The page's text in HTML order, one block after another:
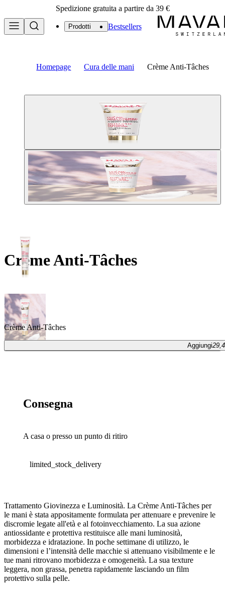
Spedizione gratuita a partire da 39 €
Prodotti Bestsellers
Homepage Cura delle mani Crème Anti-Tâches
Crème Anti-Tâches
30ml
Crème Anti-Tâches
Aggiungi
Consegna
A casa o presso un punto di ritiro
limited_stock_delivery
Trattamento Giovinezza e Luminosità. La Crème Anti-Tâches per
le mani è stata appositamente formulata per attenuare e prevenire le
discromie legate all'età e al fotoinvecchiamento. La sua azione
antiossidante e protettiva restituisce alle mani luminosità,
morbidezza e idratazione. In poche settimane di utilizzo, le
dimensioni e l’intensità delle macchie si attenuano visibilmente e le
tue mani ritrovano morbidezza e omogeneità. La sua texture
leggera, non grassa, penetra rapidamente lasciando un film
protettivo sulla pelle.